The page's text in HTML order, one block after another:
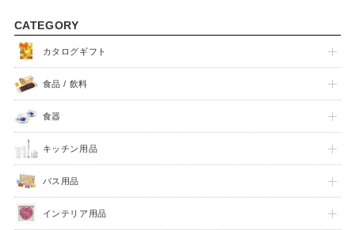
CATEGORY
カタログギフト
食品 / 飲料
食器
キッチン用品
バス用品
インテリア用品